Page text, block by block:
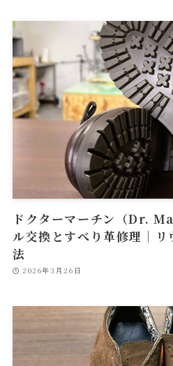
ドクターマーチン（Dr.
ル交換とすべり革修理｜リ
法
2026年3月26日